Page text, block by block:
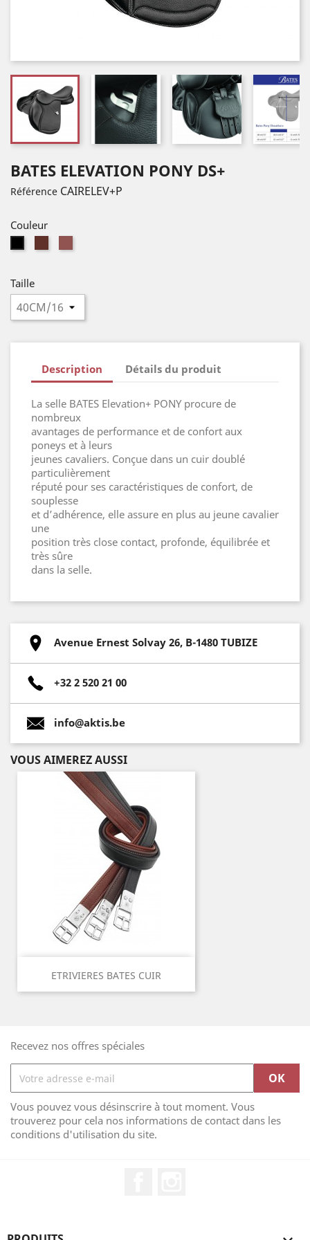
BATES ELEVATION PONY DS+
Référence CAIRELEV+P
Couleur
Taille
Description Détails du produit
La selle BATES Elevation+ PONY procure de
nombreux
avantages de performance et de confort aux
poneys et à leurs
jeunes cavaliers. Conçue dans un cuir doublé
particulièrement
réputé pour ses caractéristiques de confort, de
souplesse
et d’adhérence, elle assure en plus au jeune cavalier
une
position très close contact, profonde, équilibrée et
très sûre
dans la selle.
Avenue Ernest Solvay 26, B-1480 TUBIZE
+32 2 520 21 00
info@aktis.be
VOUS AIMEREZ AUSSI
ETRIVIERES BATES CUIR
Recevez nos offres spéciales
Vous pouvez vous désinscrire à tout moment. Vous
trouverez pour cela nos informations de contact dans les
conditions d'utilisation du site.